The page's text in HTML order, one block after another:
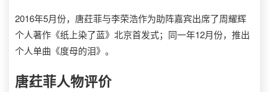
2016年5月份，唐荭菲与李荣浩作为助阵嘉宾出席了周耀辉
个人著作《纸上染了蓝》北京首发式；同一年12月份，推出
个人单曲《度母的泪》。
唐荭菲人物评价